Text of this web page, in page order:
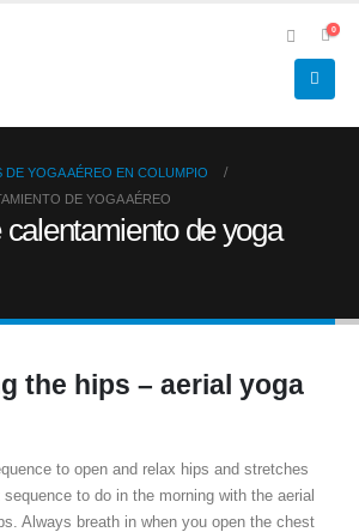
0
DE YOGA AÉREO EN COLUMPIO
DE YOGA AÉREO
de yoga
the hips – aerial yoga
to open and relax hips and stretches
to do in the morning with the aerial
Always breath in when you open the chest